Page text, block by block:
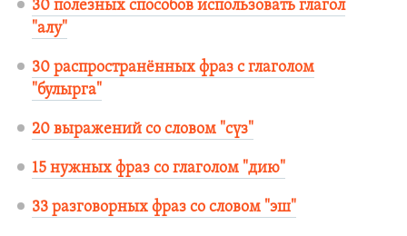
30 полезных способов использовать глагол
"алу"
30 распространённых фраз с глаголом
"булырга"
20 выражений со словом "сүз"
15 нужных фраз со глаголом "дию"
33 разговорных фраз со словом "эш"